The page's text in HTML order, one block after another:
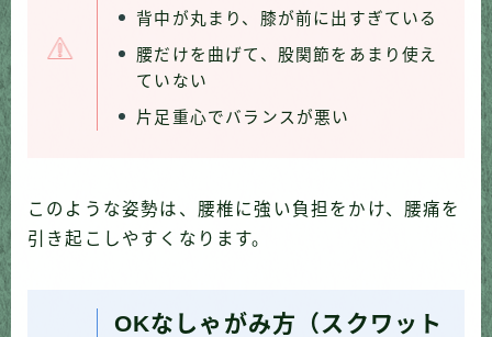
背中が丸まり、膝が前に出すぎている
腰だけを曲げて、股関節をあまり使え
ていない
片足重心でバランスが悪い
このような姿勢は、腰椎に強い負担をかけ、腰痛を
引き起こしやすくなります。
OKなしゃがみ方（スクワット